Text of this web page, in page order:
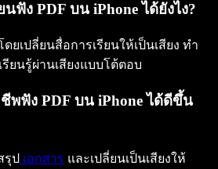
นฟัง PDF บน iPhone ได้ยังไง?
ดยเปลี่ยนสื่อการเรียนให้เป็นเสียง ทำ
รียนรู้ผ่านเสียงแบบโต้ตอบ
พฟัง PDF บน iPhone ได้ดีขึ้น
รุป เอกสาร และเปลี่ยนเป็นเสียงให้